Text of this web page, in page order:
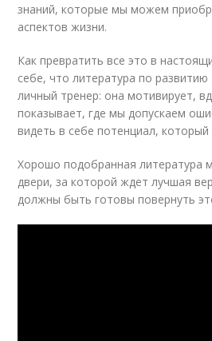
знаний, которые мы можем
аспектов жизни.
Как превратить все это в
себе, что литература по
личный тренер: она мотивирует,
показывает, где мы допускаем
видеть в себе потенциал,
Хорошо подобранная литература
двери, за которой ждет лучшая
должны быть готовы повернуть